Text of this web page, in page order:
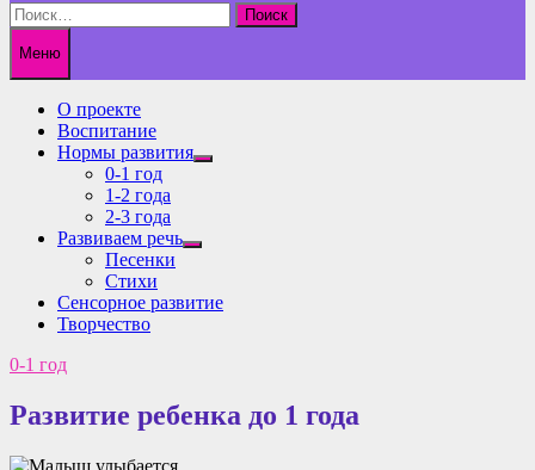
Найти:
Меню
О проекте
Воспитание
Нормы развития
Показать
0-1 год
1-2 года
2-3 года
Развиваем речь
Показать
Песенки
Стихи
Сенсорное развитие
Творчество
0-1 год
Развитие ребенка до 1 года